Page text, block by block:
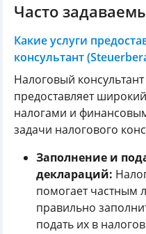
Часто
Какие услуги
консультант
Налоговый
предоставляет
налогами и
задачи налогового
Заполнение и
деклараций:
помогает частным
правильно
подать их в